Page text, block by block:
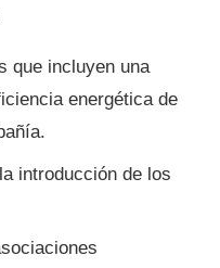
que incluyen una
energética de
introducción de los